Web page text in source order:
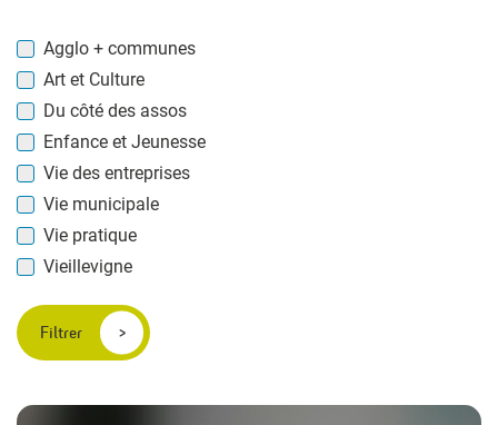
Agglo + communes
Art et Culture
Du côté des assos
Enfance et Jeunesse
Vie des entreprises
Vie municipale
Vie pratique
Vieillevigne
Filtrer